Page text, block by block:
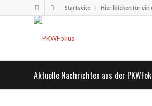
Startseite Hier klicken für
Aktuelle Nachrichten aus der